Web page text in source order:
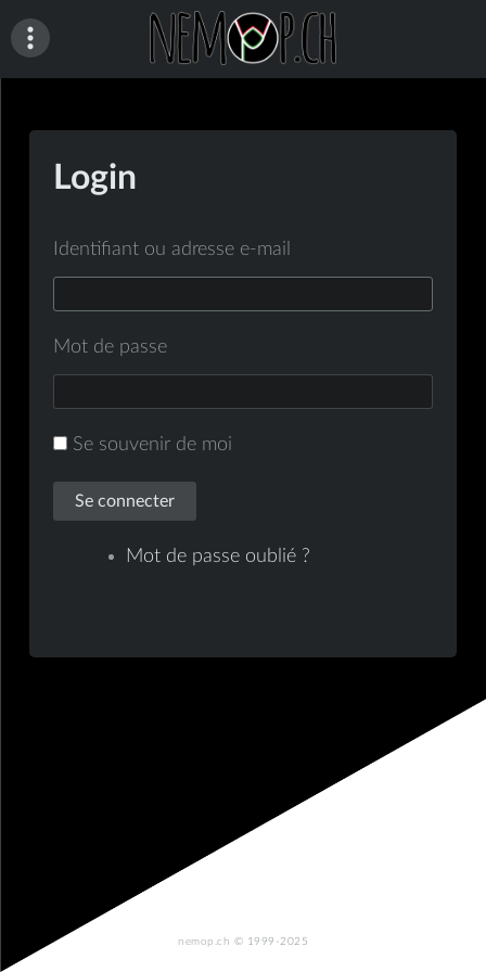
to
nemop.ch
Login
Identifiant ou adresse e-mail
Mot de passe
Se souvenir de moi
Se connecter
Mot de passe oublié ?
nemop.ch © 1999-2025